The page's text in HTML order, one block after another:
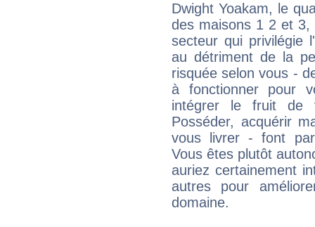
Dwight Yoakam, le
des maisons 1 2 et
secteur qui privilégie
au détriment de la
risquée selon vous -
à fonctionner pour
intégrer le fruit de
Posséder, acquérir
vous livrer - font
Vous êtes plutôt
auriez certainement
autres pour
domaine.